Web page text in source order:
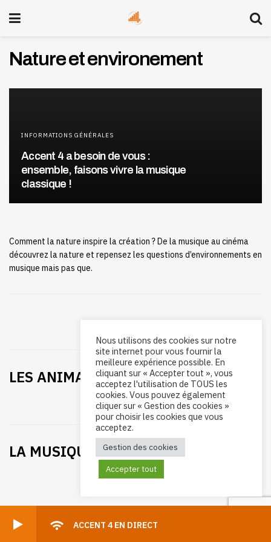
Nature et environement
INFORMATIONS GÉNÉRALES
Accent 4 a besoin de vous :
ensemble, faisons vivre la musique
classique !
Comment la nature inspire la création ? De la musique au cinéma
découvrez la nature et repensez les questions d’environnements en
musique mais pas que.
LES ANIMAUX EN MUSIQUE
LA MUSIQUE DES SPHÈRES
ACCENT 4 EN DIRECT
Nous utilisons des cookies sur notre
site internet pour vous fournir la
meilleure expérience possible. En
cliquant sur « Accepter tout », vous
acceptez l'utilisation de TOUS les
cookies. Vous pouvez également
cliquer sur « Gestion des cookies »
pour choisir les cookies que vous
acceptez.
Gestion des cookies
Accepter tout